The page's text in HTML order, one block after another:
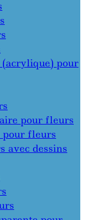
pour
pour fleurs
pour fleurs
avec dessins